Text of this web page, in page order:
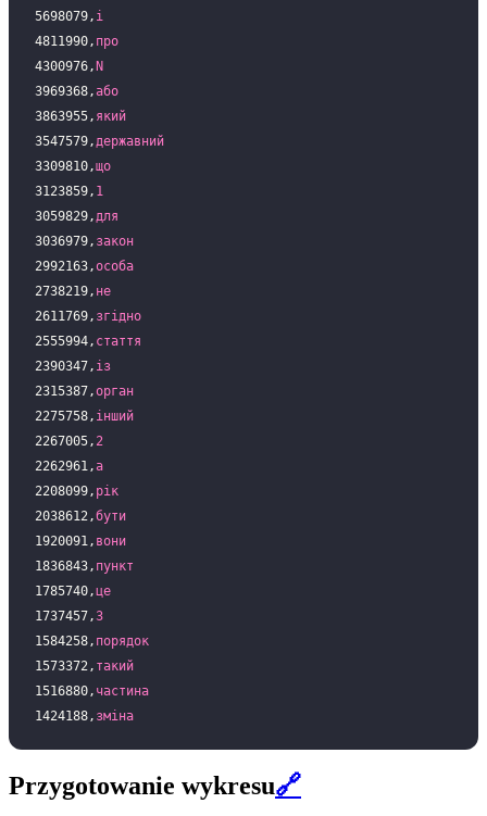
5698079, і
4811990, про
4300976,N
3969368,або
3863955, який
3547579, державний
3309810,що
3123859, 1
3059829, для
3036979, закон
2992163,особа
2738219, не
2611769, згідно
2555994, стаття
2390347, із
2315387,орган
2275758, інший
2267005, 2
2262961,а
2208099, рік
2038612,бути
1920091, вони
1836843, пункт
1785740,це
1737457,3
1584258, порядок
1573372, такий
1516880, частина
1424188, зміна
Przygotowanie wykresu🔗